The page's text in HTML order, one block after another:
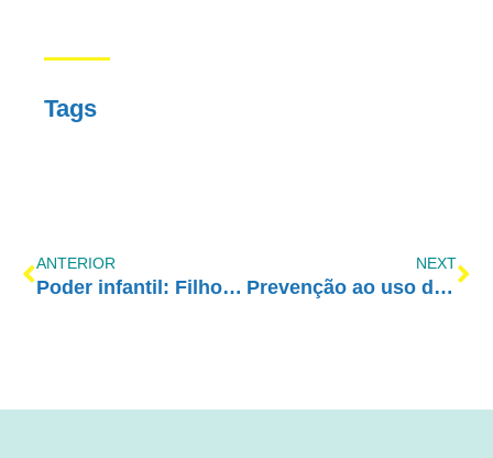
Tags
ANTERIOR
Poder infantil: Filhos mandam, pais obedecem
NEXT
Prevenção ao uso de drogas no ambiente escolar